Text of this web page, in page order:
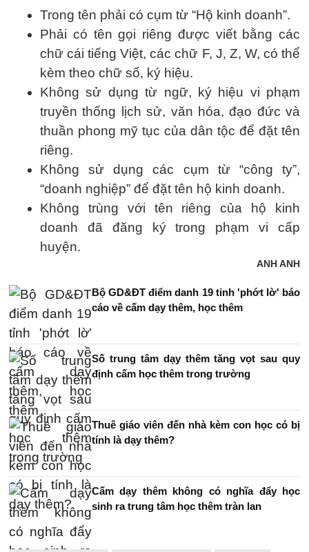
Trong tên phải có cụm từ “Hộ kinh doanh”.
Phải có tên gọi riêng được viết bằng các
chữ cái tiếng Việt, các chữ F, J, Z, W, có thể
kèm theo chữ số, ký hiệu.
Không sử dụng từ ngữ, ký hiệu vi phạm
truyền thống lịch sử, văn hóa, đạo đức và
thuần phong mỹ tục của dân tộc để đặt tên
riêng.
Không sử dụng các cụm từ “công ty”,
“doanh nghiệp” để đặt tên hộ kinh doanh.
Không trùng với tên riêng của hộ kinh
doanh đã đăng ký trong phạm vi cấp
huyện.
ANH ANH
Bộ GD&ĐT điểm danh 19 tỉnh 'phớt lờ' báo
cáo về cấm dạy thêm, học thêm
Số trung tâm dạy thêm tăng vọt sau quy
định cấm học thêm trong trường
Thuê giáo viên đến nhà kèm con học có bị
tính là dạy thêm?
Cấm dạy thêm không có nghĩa đẩy học
sinh ra trung tâm học thêm tràn lan